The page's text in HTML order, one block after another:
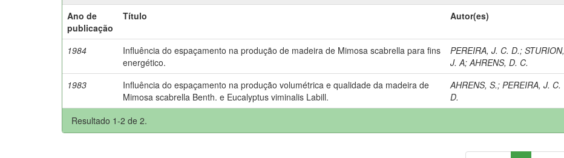
Ano de
publicação
Título Autor(es)
1984
Influência do espaçamento na produção de madeira de Mimosa scabrella para fins
energético.
PEREIRA, J. C. D.;STURION,
J. A;AHRENS, D. C.
1983
Influência do espaçamento na produção volumétrica e qualidade da madeira de
Mimosa scabrella Benth. e Eucalyptus viminalis Labill.
AHRENS, S.;PEREIRA, J. C.
D.
Resultado 1-2 de 2.